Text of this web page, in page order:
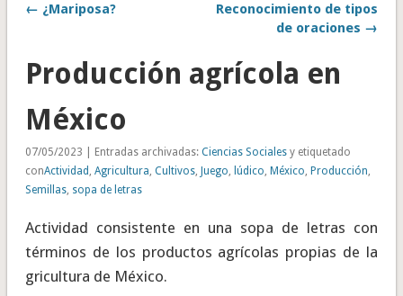
← ¿Mariposa?
Reconocimiento de tipos
de oraciones →
Producción agrícola en
México
07/05/2023 | Entradas archivadas: Ciencias Socialesy etiquetado
conActividad , Agricultura, Cultivos, Juego, lúdico, México, Producción,
Semillas, sopa de letras
Actividad consistente en una sopa de letras con
términos de los productos agrícolas propias de la
gricultura de México.